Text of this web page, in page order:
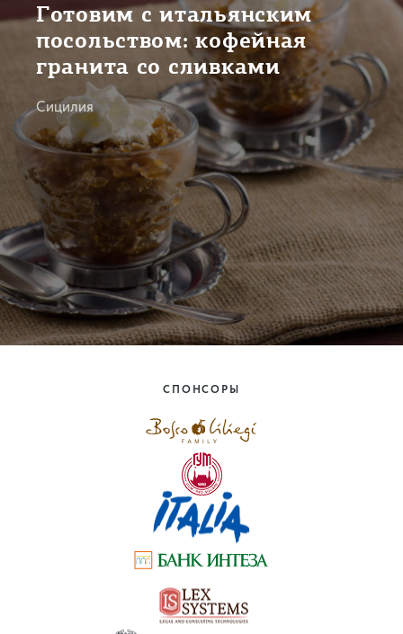
Готовим с итальянским
посольством: кофейная
гранита со сливками
Сицилия
СПОНСОРЫ